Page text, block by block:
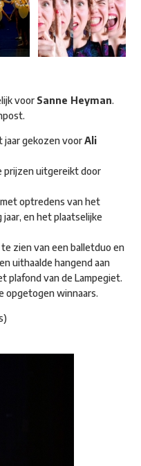
voor Sanne Heyman.
gekozen voorAli
prijzen uitgereikt door
optredens van het
jaar, en het plaatselijke
zien van een balletduo en
uithaalde hangend aan
plafond van de Lampegiet.
opgetogen winnaars.